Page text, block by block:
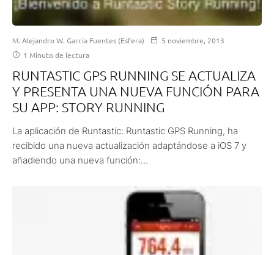
M. Alejandro W. García Fuentes (Esfera)
5 noviembre, 2013
1 Minuto de lectura
RUNTASTIC GPS RUNNING SE ACTUALIZA
Y PRESENTA UNA NUEVA FUNCIÓN PARA
SU APP: STORY RUNNING
La aplicación de Runtastic: Runtastic GPS Running, ha
recibido una nueva actualización adaptándose a iOS 7 y
añadiendo una nueva función:...